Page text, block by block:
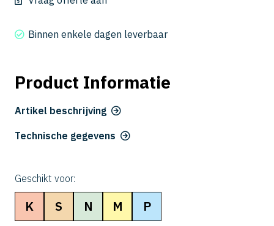
Binnen enkele dagen leverbaar
Product Informatie
Artikel beschrijving
Technische gegevens
Geschikt voor:
K S N M P